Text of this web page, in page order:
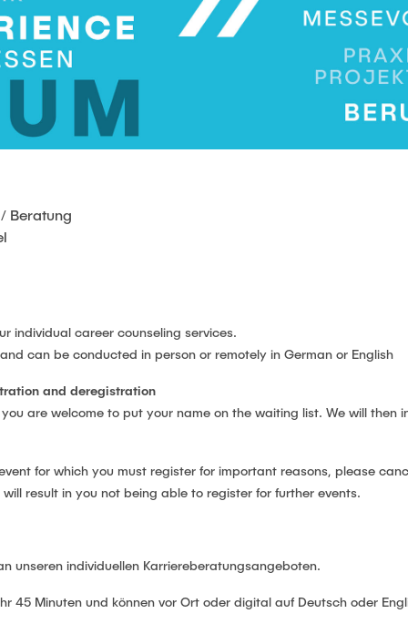
Beratung
individual career counseling services.
can be conducted in person or remotely in German or English
and deregistration
are welcome to put your name on the waiting list. We will then
for which you must register for important reasons, please
result in you not being able to register for further events.
unseren individuellen Karriereberatungsangeboten.
45 Minuten und können vor Ort oder digital auf Deutsch oder